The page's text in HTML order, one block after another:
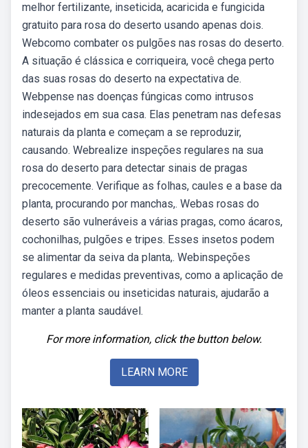
melhor fertilizante, inseticida, acaricida e fungicida
gratuito para rosa do deserto usando apenas dois.
Webcomo combater os pulgões nas rosas do deserto.
A situação é clássica e corriqueira, você chega perto
das suas rosas do deserto na expectativa de.
Webpense nas doenças fúngicas como intrusos
indesejados em sua casa. Elas penetram nas defesas
naturais da planta e começam a se reproduzir,
causando. Webrealize inspeções regulares na sua
rosa do deserto para detectar sinais de pragas
precocemente. Verifique as folhas, caules e a base da
planta, procurando por manchas,. Webas rosas do
deserto são vulneráveis a várias pragas, como ácaros,
cochonilhas, pulgões e tripes. Esses insetos podem
se alimentar da seiva da planta,. Webinspeções
regulares e medidas preventivas, como a aplicação de
óleos essenciais ou inseticidas naturais, ajudarão a
manter a planta saudável.
For more information, click the button below.
LEARN MORE